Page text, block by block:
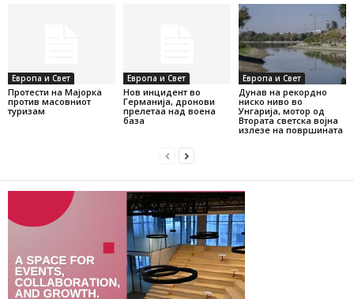
Европа и Свет
Протести на Мајорка
против масовниот
туризам
Европа и Свет
Нов инцидент во
Германија, дронови
прелетаа над воена
база
Европа и Свет
Дунав на рекордно
ниско ниво во
Унгарија, мотор од
Втората светска војна
излезе на површината